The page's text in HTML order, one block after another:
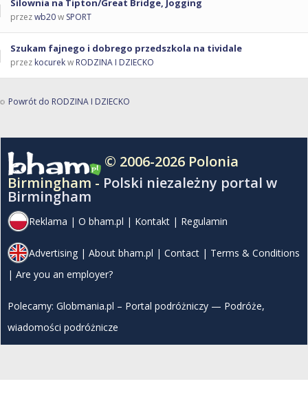
Silownia na Tipton/Great Bridge, Jogging
przezwb20w SPORT
Szukam fajnego i dobrego przedszkola na tividale
przez kocurekw RODZINA I DZIECKO
Powrót do RODZINA I DZIECKO
© 2006-2026 Polonia
Birmingham - Polski niezależny portal w
Birmingham
Reklama | O bham.pl | Kontakt | Regulamin
Advertising | About bham.pl | Contact | Terms & Conditions
| Are you an employer?
Polecamy: Globmania.pl – Portal podróżniczy — Podróże,
wiadomości podróżnicze